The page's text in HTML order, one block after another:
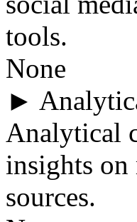
tools.
None
►
Analytical
insights
sources.